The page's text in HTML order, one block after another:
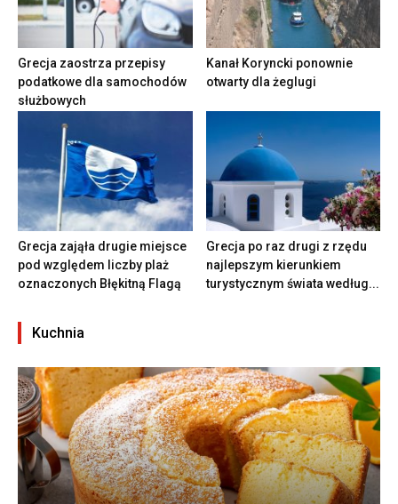
Grecja zaostrza przepisy
podatkowe dla samochodów
służbowych
Kanał Koryncki ponownie
otwarty dla żeglugi
Grecja zająła drugie miejsce
pod względem liczby plaż
oznaczonych Błękitną Flagą
Grecja po raz drugi z rzędu
najlepszym kierunkiem
turystycznym świata według...
Kuchnia